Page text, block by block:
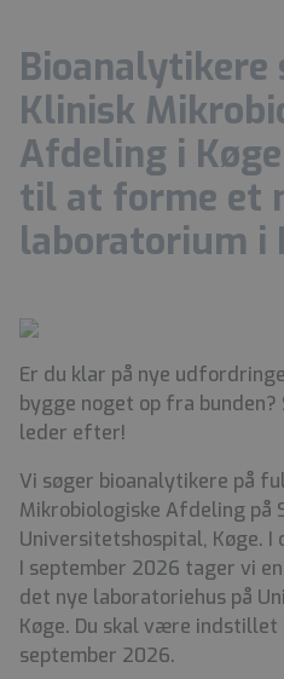
Bioanalytikere
Klinisk
Afdeling i
til at forme et
laboratorium i
Er du klar på nye
bygge noget op fra bunden?
leder efter!
Vi søger bioanalytikere på
Mikrobiologiske Afdeling på
Universitetshospital, Køge. I
I september 2026 tager vi
det nye laboratoriehus på
Køge. Du skal være
september 2026.